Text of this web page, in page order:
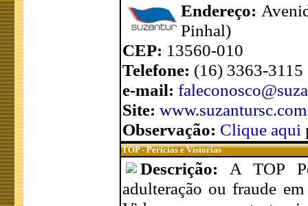
Endereço:
Pinhal)
CEP: 13560-010
Telefone: (16) 3363-3115
e-mail:
Site:
Observação: Clique aqui
TOP - Perícias e Vistorias
Descrição: A TOP
adulteração ou fraude